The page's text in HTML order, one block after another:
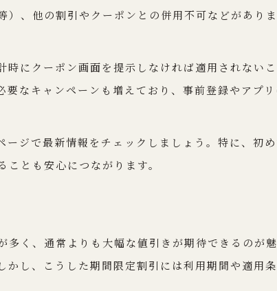
ンペーン比較と選択のヒント
の割引キャンペーン徹底比較
な美容院割引の選び方ガイド
ン内容の違いと選択基準解説
引条件を比較する注意点
、他の割引やクーポンとの併用不可などがあり
にクーポン画面を提示しなければ適用されない
なキャンペーンも増えており、事前登録やアプ
ジで最新情報をチェックしましょう。特に、初
とも安心につながります。
く、通常よりも大幅な値引きが期待できるのが
し、こうした期間限定割引には利用期間や適用